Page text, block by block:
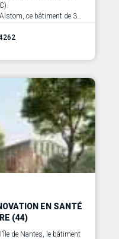
ce bâtiment de 3
artistes,
EN SANTÉ
(44)
de Nantes, le bâtiment